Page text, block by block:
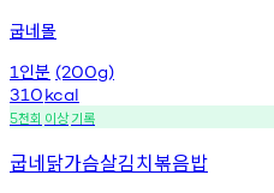
굽네몰
1 인분 (200g)
310kcal
5천회 이상기록
굽네닭가슴살김치볶음밥